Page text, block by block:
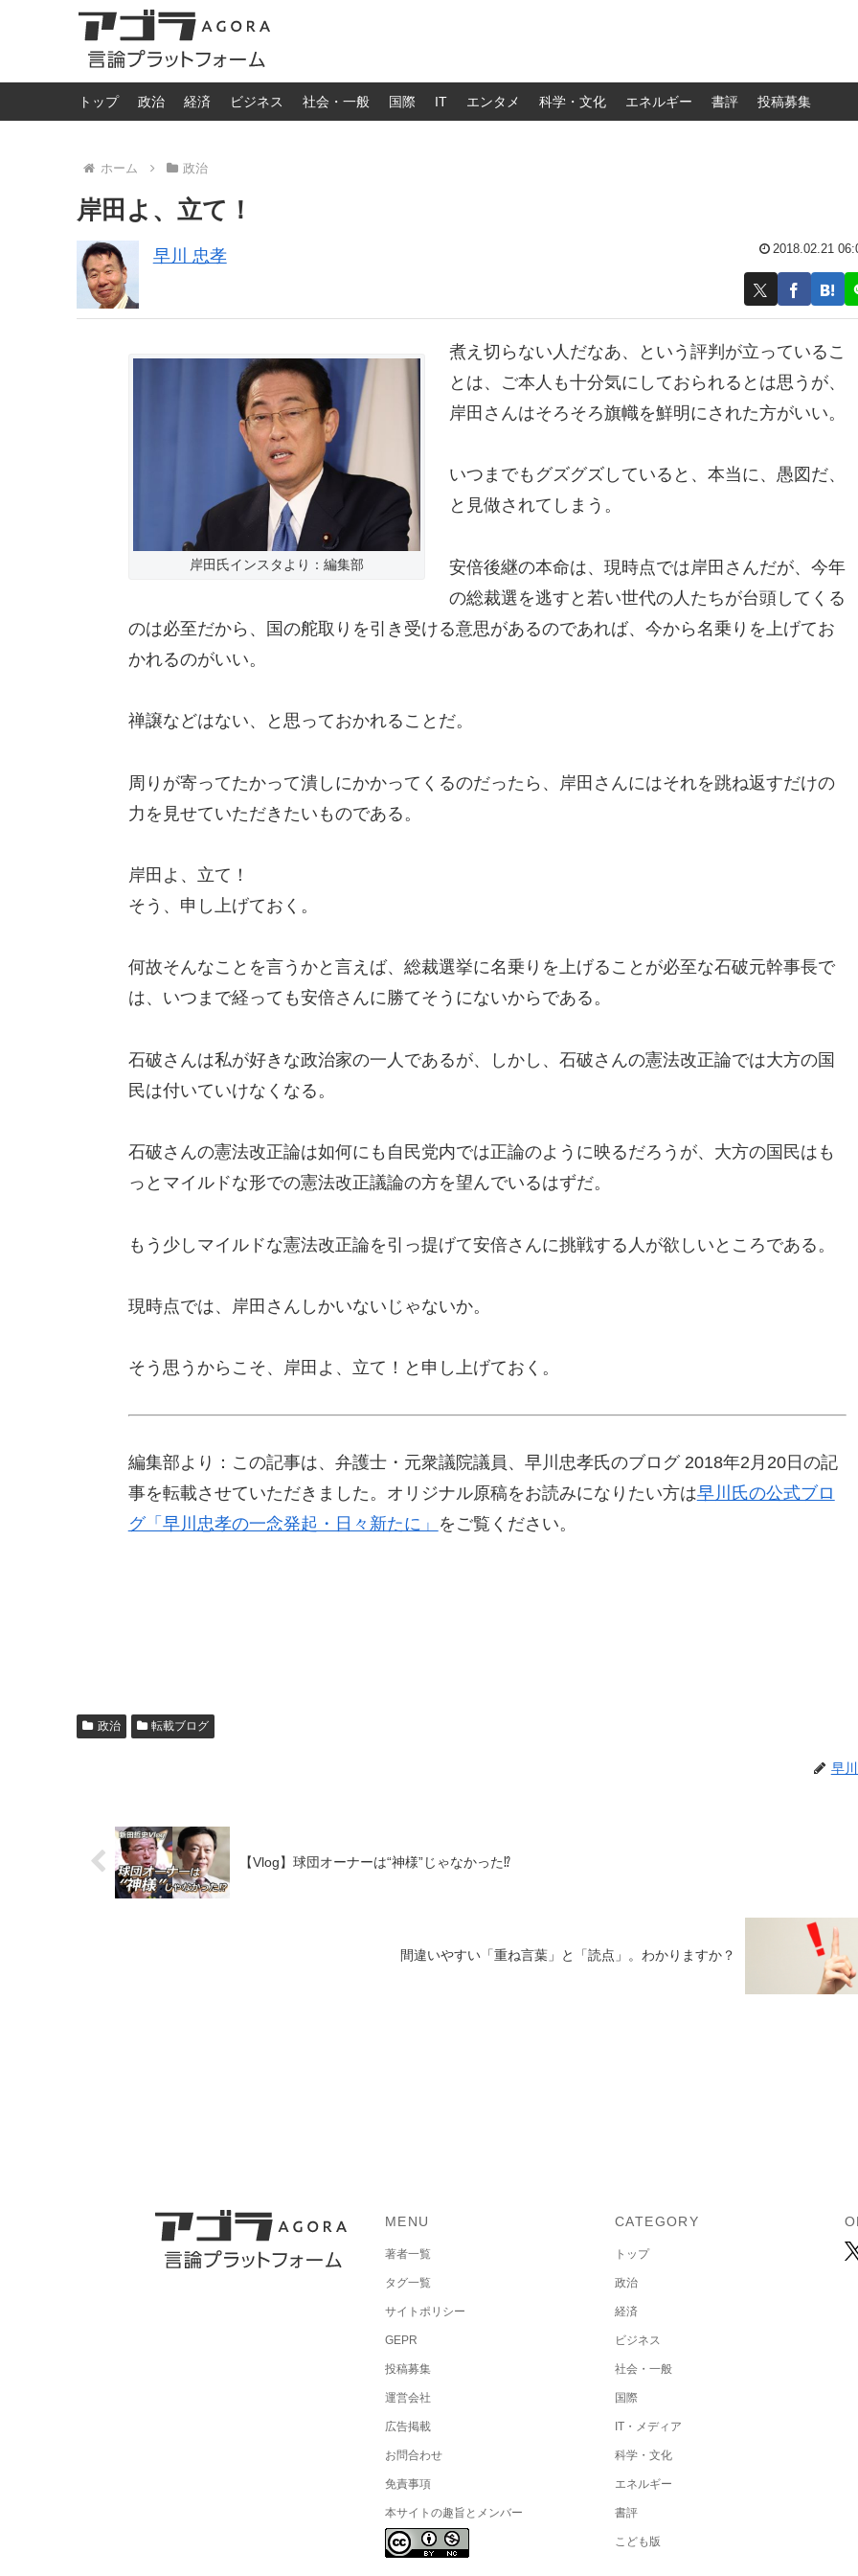
トップ 政治 経済 ビジネス 社会・一般 国際 IT エンタメ 科学・文化 エネルギー 書評 投稿募集
ホーム 政治
岸田よ、立て！
早川 忠孝 2018.02.21
岸田氏インスタより：編集部
煮え切らない人だなあ、という評判が立っているこ
とは、ご本人も十分気にしておられるとは思うが、
岸田さんはそろそろ旗幟を鮮明にされた方がいい。
いつまでもグズグズしていると、本当に、愚図だ、
と見做されてしまう。
安倍後継の本命は、現時点では岸田さんだが、今年
の総裁選を逃すと若い世代の人たちが台頭してくる
のは必至だから、国の舵取りを引き受ける意思があるのであれば、今から名乗りを上げてお
かれるのがいい。
禅譲などはない、と思っておかれることだ。
周りが寄ってたかって潰しにかかってくるのだったら、岸田さんにはそれを跳ね返すだけの
力を見せていただきたいものである。
岸田よ、立て！
そう、申し上げておく。
何故そんなことを言うかと言えば、総裁選挙に名乗りを上げることが必至な石破元幹事長で
は、いつまで経っても安倍さんに勝てそうにないからである。
石破さんは私が好きな政治家の一人であるが、しかし、石破さんの憲法改正論では大方の国
民は付いていけなくなる。
石破さんの憲法改正論は如何にも自民党内では正論のように映るだろうが、大方の国民はも
っとマイルドな形での憲法改正議論の方を望んでいるはずだ。
もう少しマイルドな憲法改正論を引っ提げて安倍さんに挑戦する人が欲しいところである。
現時点では、岸田さんしかいないじゃないか。
そう思うからこそ、岸田よ、立て！と申し上げておく。
編集部より：この記事は、弁護士・元衆議院議員、早川忠孝氏のブログ 2018年2月20日の記
事を転載させていただきました。オリジナル原稿をお読みになりたい方は早川氏の公式ブロ
グ「早川忠孝の一念発起・日々新たに」 をご覧ください。
政治 転載ブログ
早
【Vlog】球団オーナーは“神様”じゃなかった⁉︎
間違いやすい「重ね言葉」と「読点」。わかりますか？
MENU
著者一覧
タグ一覧
サイトポリシー
GEPR
投稿募集
運営会社
広告掲載
お問合わせ
免責事項
本サイトの趣旨とメンバー
CATEGORY
トップ
政治
経済
ビジネス
社会・一般
国際
IT・メディア
科学・文化
エネルギー
書評
こども版